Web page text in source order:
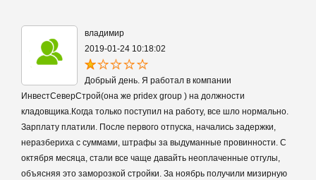
владимир
2019-01-24 10:18:02
Добрый день. Я работал в компании
ИнвестСеверСтрой(она же pridex group ) на должности
кладовщика.Когда только поступил на работу, все шло нормально.
Зарплату платили. После первого отпуска, начались задержки,
неразбериха с суммами, штрафы за выдуманные провинности. С
октября месяца, стали все чаще давайть неоплаченные отгулы,
объясняя это заморозкой стройки. За ноябрь получили мизирную